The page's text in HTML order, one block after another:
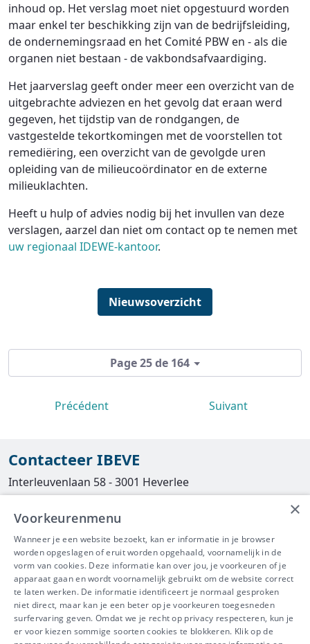
inhoud op. Het verslag moet niet opgestuurd worden
maar enkel ter beschikking zijn van de bedrijfsleiding,
de ondernemingsraad en het Comité PBW en - als die
organen niet bestaan - de vakbondsafvaardiging.
Het jaarverslag geeft onder meer een overzicht van de
uitgebrachte adviezen en het gevolg dat eraan werd
gegeven, het tijdstip van de rondgangen, de
vastgestelde tekortkomingen met de voorstellen tot
remediëring, een overzicht van de gevolgde uren
opleiding van de milieucoördinator en de externe
milieuklachten.
Heeft u hulp of advies nodig bij het invullen van deze
verslagen, aarzel dan niet om contact op te nemen met
uw regionaal IDEWE-kantoor.
Nieuwsoverzicht
Page 25 de 164
Précédent Suivant
Contacteer IBEVE
Interleuvenlaan 58 - 3001 Heverlee
016/390490
info@ibeve.be
asbest@ibeve.be
Ondernemingsnummer: 0436 612 044
×
Voorkeurenmenu
Wanneer je een website bezoekt, kan er informatie in je browser
worden opgeslagen of eruit worden opgehaald, voornamelijk in de
vorm van cookies. Deze informatie kan over jou, je voorkeuren of je
apparaat gaan en wordt voornamelijk gebruikt om de website correct
te laten werken. De informatie identificeert je normaal gesproken
niet direct, maar kan je een beter op je voorkeuren toegesneden
surfervaring geven. Omdat we je recht op privacy respecteren, kun je
er voor kiezen sommige soorten cookies te blokkeren. Klik op de